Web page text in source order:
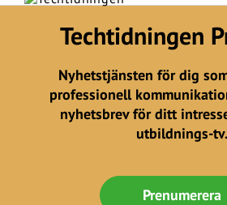
Techtidningen
Nyhetstjänsten för dig
professionell
nyhetsbrev för ditt
utbildnings-tv.
Prenumerera